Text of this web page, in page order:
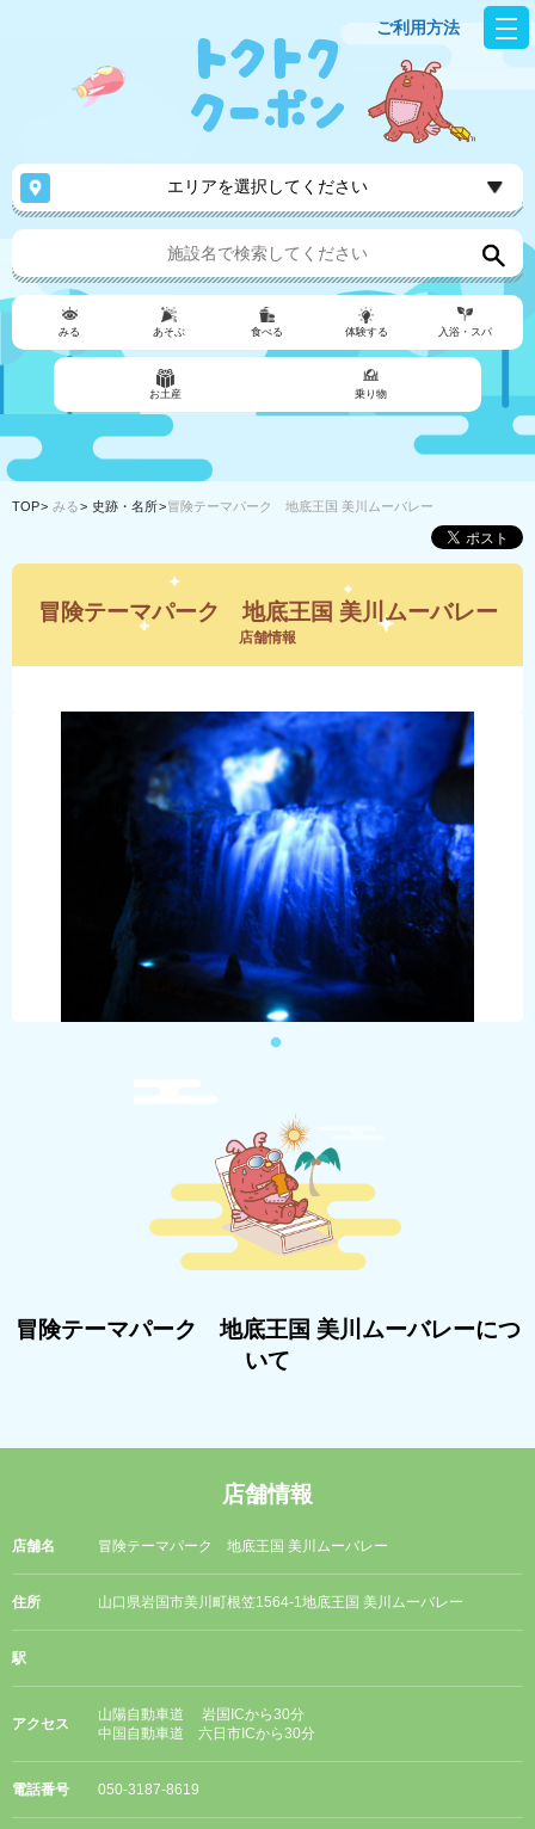
ご利用方法
エリアを選択してください
みる あそぶ 食べる 体験する 入浴・スパ
お土産 乗り物
TOP みる 史跡・名所 冒険テーマパーク 地底王国 美川ムーバレー
冒険テーマパーク 地底王国 美川ムーバレー
店舗情報
冒険テーマパーク 地底王国 美川ムーバレーにつ
いて
店舗情報
店舗名 冒険テーマパーク 地底王国 美川ムーバレー
住所 山口県岩国市美川町根笠1564-1地底王国 美川ムーバレー
駅
アクセス
山陽自動車道 岩国ICから30分
中国自動車道 六日市ICから30分
電話番号 050-3187-8619